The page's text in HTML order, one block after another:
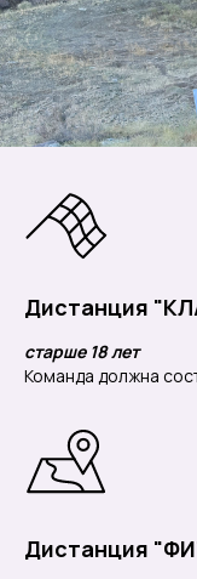
Дистанция
старше 18 лет
Команда должна
Дистанция